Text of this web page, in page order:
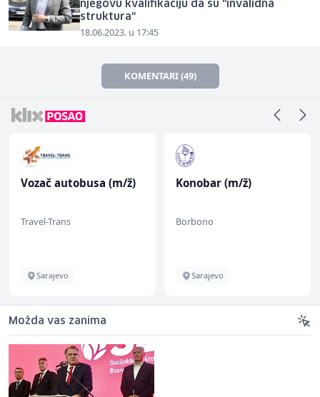
njegovu kvalifikaciju da su "invalidna
struktura"
18.06.2023. u 17:45
KOMENTARI (49)
Vozač autobusa (m/ž)
Travel-Trans
Sarajevo
Konobar (m/ž)
Borbono
Sarajevo
Možda vas zanima